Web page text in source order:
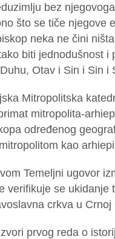
bez
što se tiče njegove
neka ne čini
biti jednodušnost i
Otav i Sin i Sin i
Mitropolitska
mitropolita-
određenog
kao
Temeljni ugovor
verifikuje se ukidanje
crkva u Crnoj
prvog reda o